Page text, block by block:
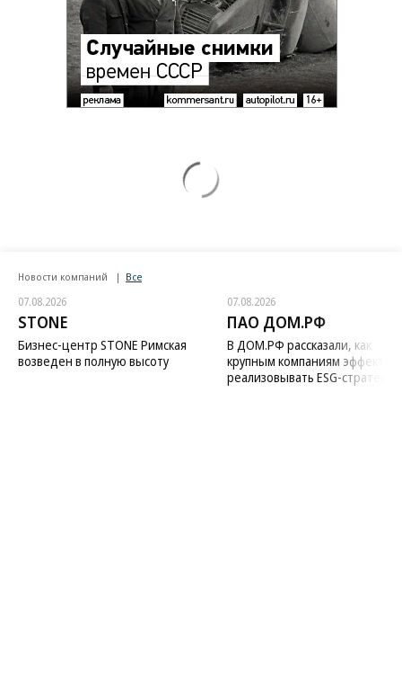
Новости компаний Все
07.08.2026
STONE
Бизнес-центр STONE Римская
возведен в полную высоту
07.08.2026
ПАО ДОМ.РФ
В ДОМ.РФ рассказали, как
крупным компаниям
реализовывать ESG-стратегию